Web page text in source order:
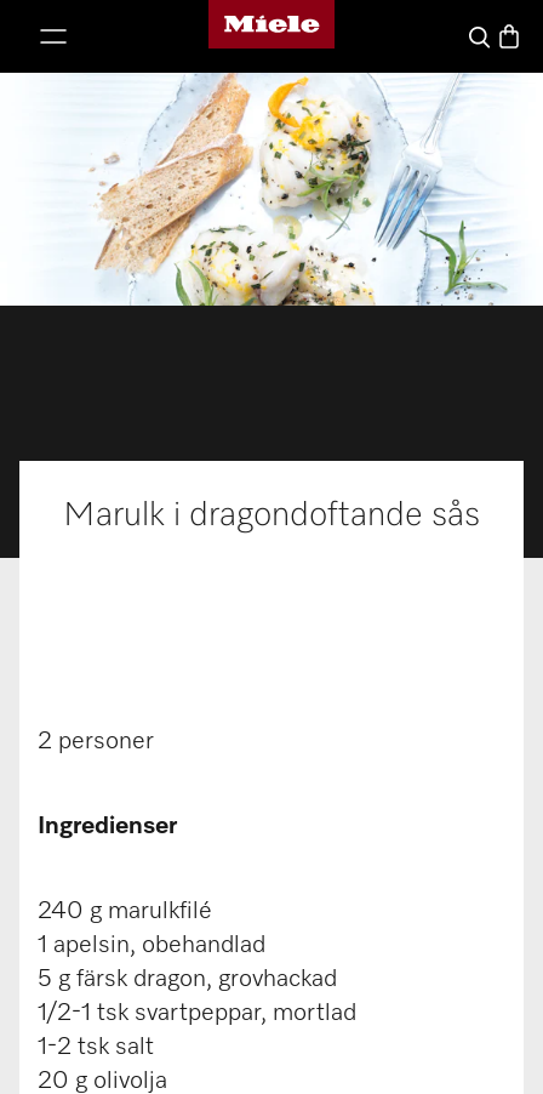
Miele's homepage
Sök
Marulk i dragondoftande sås
2 personer
Ingredienser
240 g marulkfilé
1 apelsin, obehandlad
5 g färsk dragon, grovhackad
1/2-1 tsk svartpeppar, mortlad
1-2 tsk salt
20 g olivolja